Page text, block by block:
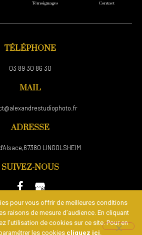
Témoignages Contact
TÉLÉPHONE
03 89 30 86 30
MAIL
ADRESSE
LINGOLSHEIM
SUIVEZ-NOUS
Légales et Politique de confidentialité
de contact
pour vous offrir de meilleures conditions
raisons de mesure d’audience. En cliquant
l’utilisation de cookies sur ce site. Pour en
les cookies cliquez ici.